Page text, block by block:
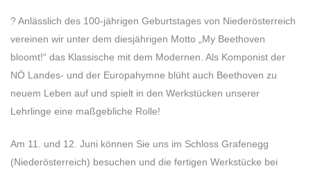
? Anlässlich des 100-jährigen Geburtstages von Niederösterreich
vereinen wir unter dem diesjährigen Motto „My Beethoven
bloomt!“ das Klassische mit dem Modernen. Als Komponist der
NÖ Landes- und der Europahymne blüht auch Beethoven zu
neuem Leben auf und spielt in den Werkstücken unserer
Lehrlinge eine maßgebliche Rolle!
Am 11. und 12. Juni können Sie uns im Schloss Grafenegg
(Niederösterreich) besuchen und die fertigen Werkstücke bei